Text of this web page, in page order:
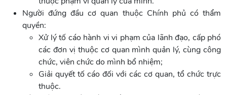
Người đứng đầu cơ quan thuộc Chính phủ có thẩm
quyền:
Xử lý tố cáo hành vi vi phạm của lãnh đạo, cấp phó
các đơn vị thuộc cơ quan mình quản lý, cùng công
chức, viên chức do mình bổ nhiệm;
Giải quyết tố cáo đối với các cơ quan, tổ chức trực
thuộc.